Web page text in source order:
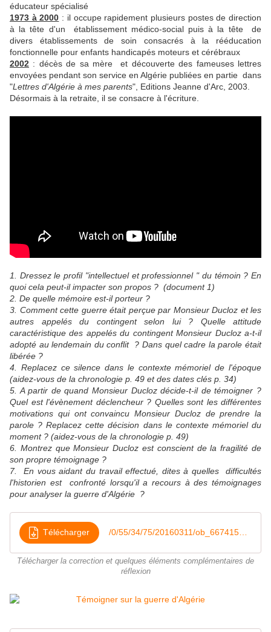
éducateur spécialisé
1973 à 2000 : il occupe rapidement plusieurs postes de direction
à la tête d'un établissement médico-social puis à la tête de
divers établissements de soin consacrés à la rééducation
fonctionnelle pour enfants handicapés moteurs et cérébraux
2002 : décès de sa mère et découverte des fameuses lettres
envoyées pendant son service en Algérie publiées en partie dans
"Lettres d'Algérie à mes parents", Editions Jeanne d'Arc, 2003.
Désormais à la retraite, il se consacre à l'écriture.
1. Dressez le profil "intellectuel et professionnel " du témoin ? En
quoi cela peut-il impacter son propos ? (document 1)
2. De quelle mémoire est-il porteur ?
3. Comment cette guerre était perçue par Monsieur Ducloz et les
autres appelés du contingent selon lui ? Quelle attitude
caractéristique des appelés du contingent Monsieur Ducloz a-t-il
adopté au lendemain du conflit ? Dans quel cadre la parole était
libérée ?
4. Replacez ce silence dans le contexte mémoriel de l'époque
(aidez-vous de la chronologie p. 49 et des dates clés p. 34)
5. A partir de quand Monsieur Ducloz décide-t-il de témoigner ?
Quel est l'évènement déclencheur ? Quelles sont les différentes
motivations qui ont convaincu Monsieur Ducloz de prendre la
parole ? Replacez cette décision dans le contexte mémoriel du
moment ? (aidez-vous de la chronologie p. 49)
6. Montrez que Monsieur Ducloz est conscient de la fragilité de
son propre témoignage ?
7. En vous aidant du travail effectué, dites à quelles difficultés
l'historien est confronté lorsqu'il a recours à des témoignages
pour analyser la guerre d'Algérie ?
Télécharger /0/55/34/75/20160311/ob_667415_pistesexploitationstemmoignageducloz
Télécharger la correction et quelques éléments complémentaires de
réflexion